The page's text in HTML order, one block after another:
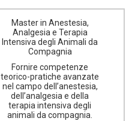
Master in Anestesia,
Analgesia e Terapia
Intensiva degli Animali da
Compagnia
Fornire competenze
teorico-pratiche avanzate
nel campo dell’anestesia,
dell’analgesia e della
terapia intensiva degli
animali da compagnia.